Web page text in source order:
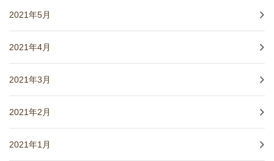
2021年5月
2021年4月
2021年3月
2021年2月
2021年1月